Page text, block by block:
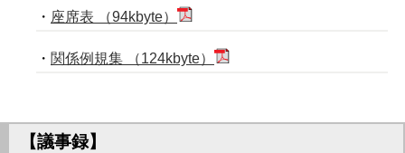
・ 座席表 （94kbyte）
・ 関係例規集 （124kbyte）
【議事録】